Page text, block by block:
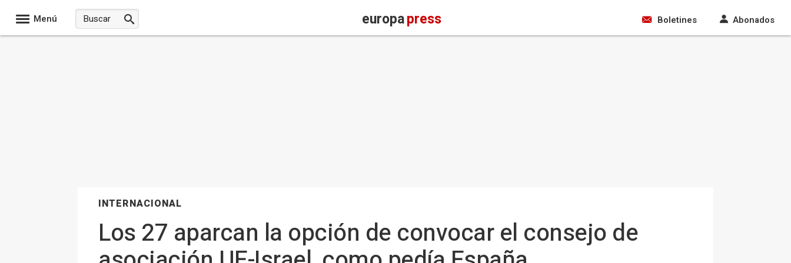
Menú europapress Boletines Abonados
INTERNACIONAL
Los 27 aparcan la opción de convocar el consejo de